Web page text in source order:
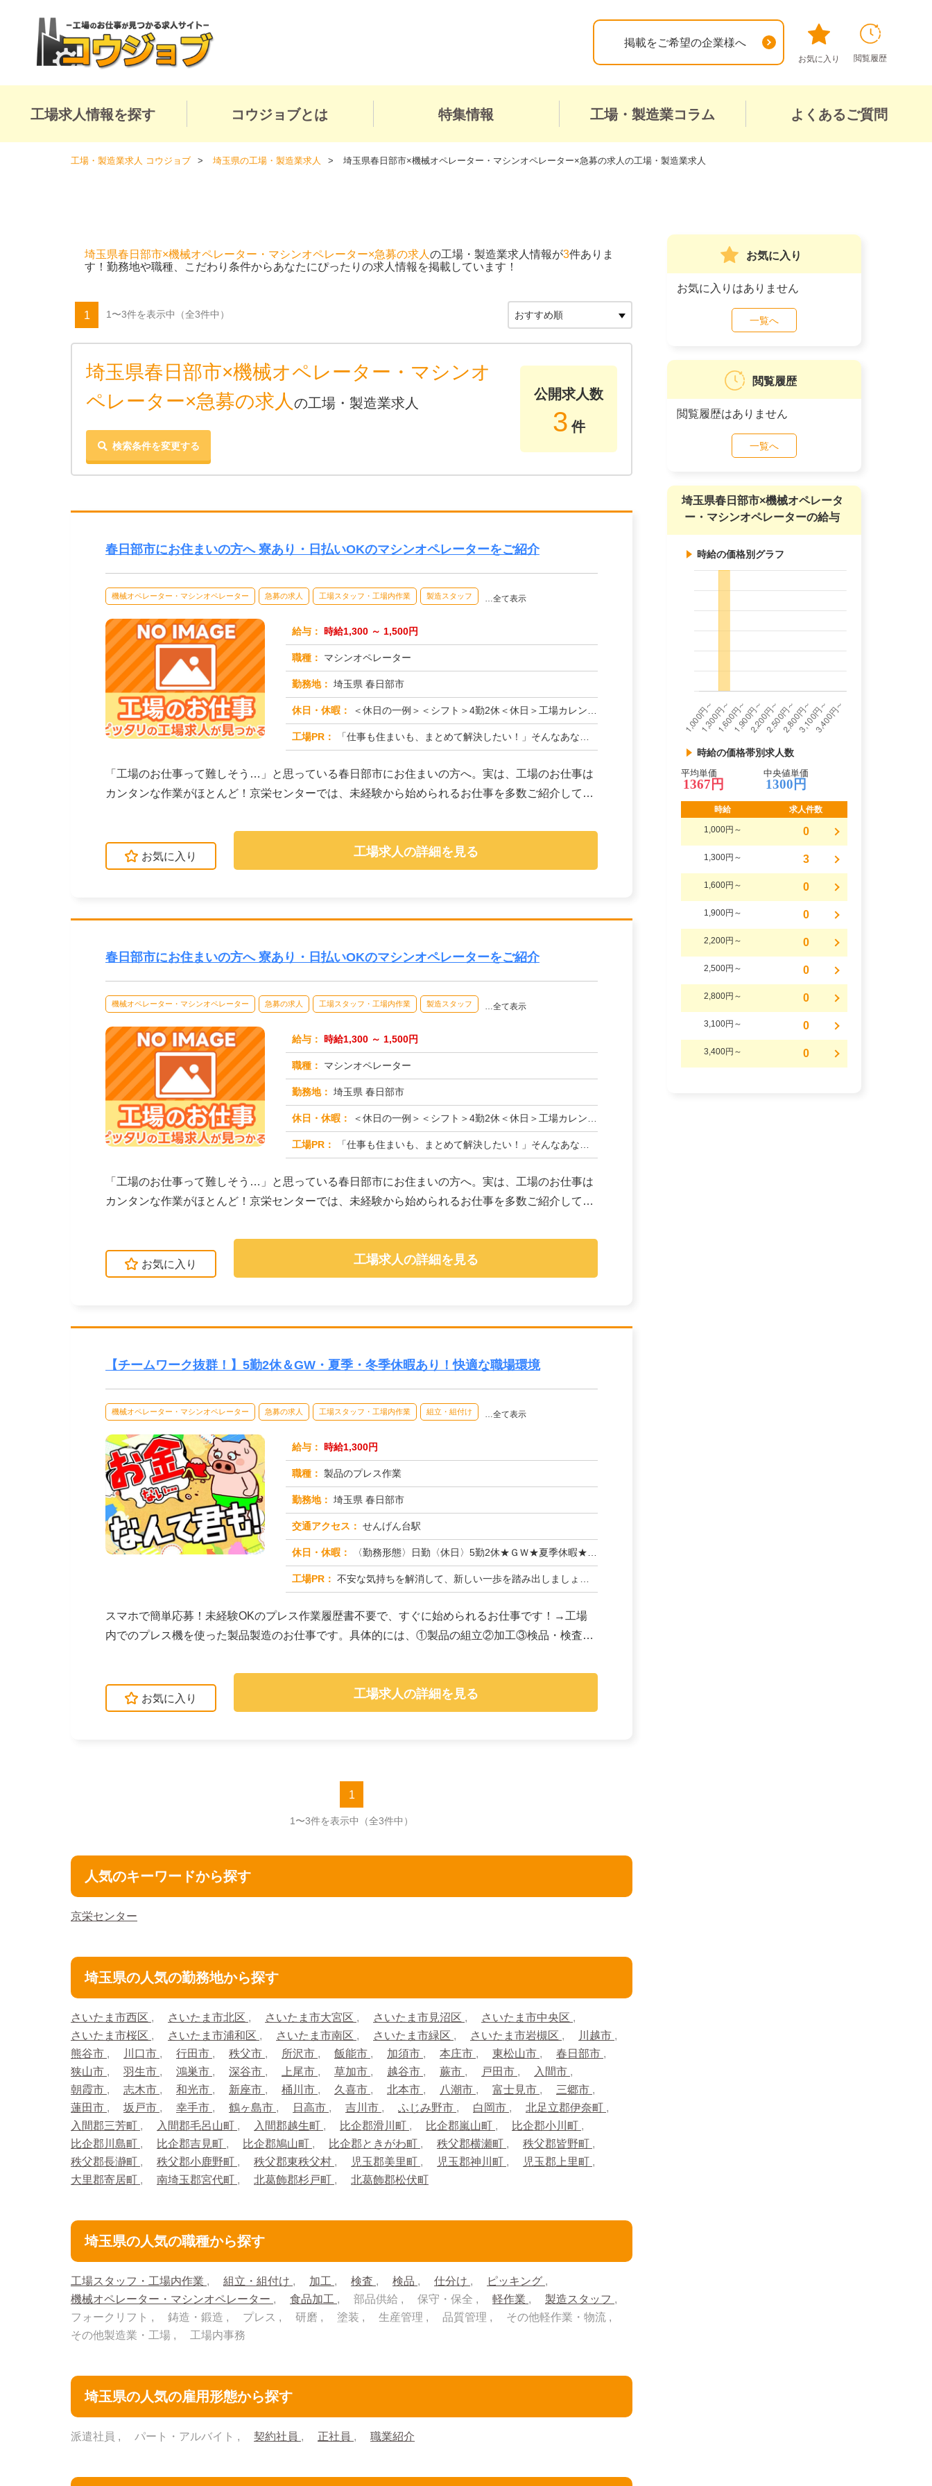
掲載をご希望の企業様へ
お気に入り 閲覧履歴
工場求人情報を探す コウジョブとは 特集情報 工場・製造業コラム よくあるご質問
工場・製造業求人 コウジョブ 埼玉県の工場・製造業求人 埼玉県春日部市×機械オペレーター・マシンオペレーター×急募の求人の工場・製造業求人
埼玉県春日部市×機械オペレーター・マシンオペレーター×急募の求人 の工場・製造業求人情報が3件ありま
す！勤務地や職種、こだわり条件からあなたにぴったりの求人情報を掲載しています！
1 1〜3件を表示中 （全3件中）
埼玉県春日部市×機械オペレーター・マシンオ
ペレーター×急募の求人 の工場・製造業求人
検索条件を変更する
公開求人数
3 件
春日部市にお住まいの方へ 寮あり・日払いOKのマシンオペレーターをご紹介
機械オペレーター・マシンオペレーター 急募の求人 工場スタッフ・工場内作業 製造スタッフ …全て表示
給与： 時給1,300 ～ 1,500円
職種： マシンオペレーター
勤務地： 埼玉県 春日部市
休日・休暇： ＜休日の一例＞＜シフト＞4勤2休＜休日＞工場カレンダーによる★長期休暇あり★有給休暇あり※配属先により休日・勤務形...
工場PR： 「仕事も住まいも、まとめて解決したい！」そんなあなたを応援します。株式会社京栄センターでは、全国の工場求人をご紹介...
「工場のお仕事って難しそう…」と思っている春日部市にお住まいの方へ。実は、工場のお仕事は
カンタンな作業がほとんど！京栄センターでは、未経験から始められるお仕事を多数ご紹介してい
お気に入り 工場求人の詳細を見る
春日部市にお住まいの方へ 寮あり・日払いOKのマシンオペレーターをご紹介
機械オペレーター・マシンオペレーター 急募の求人 工場スタッフ・工場内作業 製造スタッフ …全て表示
給与： 時給1,300 ～ 1,500円
職種： マシンオペレーター
勤務地： 埼玉県 春日部市
休日・休暇： ＜休日の一例＞＜シフト＞4勤2休＜休日＞工場カレンダーによる★長期休暇あり★有給休暇あり※配属先により休日・勤務形...
工場PR： 「仕事も住まいも、まとめて解決したい！」そんなあなたを応援します。株式会社京栄センターでは、全国の工場求人をご紹介...
「工場のお仕事って難しそう…」と思っている春日部市にお住まいの方へ。実は、工場のお仕事は
カンタンな作業がほとんど！京栄センターでは、未経験から始められるお仕事を多数ご紹介してい
お気に入り 工場求人の詳細を見る
【チームワーク抜群！】5勤2休＆GW・夏季・冬季休暇あり！快適な職場環境
機械オペレーター・マシンオペレーター 急募の求人 工場スタッフ・工場内作業 組立・組付け …全て表示
給与： 時給1,300円
職種： 製品のプレス作業
勤務地： 埼玉県 春日部市
交通アクセス： せんげん台駅
休日・休暇： 〈勤務形態〉日勤〈休日〉5勤2休★ＧＷ★夏季休暇★冬季休暇★年末年始
工場PR： 不安な気持ちを解消して、新しい一歩を踏み出しましょう！株式会社京栄センターでは、経験・スキルは一切問いません。未経...
スマホで簡単応募！未経験OKのプレス作業履歴書不要で、すぐに始められるお仕事です！→工場
内でのプレス機を使った製品製造のお仕事です。具体的には、①製品の組立②加工③検品・検査④
お気に入り 工場求人の詳細を見る
1
1〜3件を表示中 （全3件中）
人気のキーワードから探す
京栄センター
埼玉県の人気の勤務地から探す
さいたま市西区 さいたま市北区 さいたま市大宮区 さいたま市見沼区
さいたま市中央区
さいたま市桜区
さいたま市浦和区 さいたま市南区 さいたま市緑区 さいたま市岩槻区
川越市
熊谷市
川口市 行田市 秩父市 所沢市 飯能市 加須市 本庄市 東松山市
春日部市
狭山市
羽生市 鴻巣市 深谷市 上尾市 草加市 越谷市 蕨市 戸田市
入間市
朝霞市
志木市 和光市 新座市 桶川市 久喜市 北本市 八潮市 富士見市
三郷市
蓮田市
坂戸市 幸手市 鶴ヶ島市 日高市 吉川市 ふじみ野市 白岡市
北足立郡伊奈町
入間郡三芳町
入間郡毛呂山町 入間郡越生町 比企郡滑川町 比企郡嵐山町
比企郡小川町
比企郡川島町
比企郡吉見町 比企郡鳩山町 比企郡ときがわ町 秩父郡横瀬町
秩父郡皆野町
秩父郡長瀞町
秩父郡小鹿野町 秩父郡東秩父村 児玉郡美里町 児玉郡神川町
児玉郡上里町
大里郡寄居町
南埼玉郡宮代町 北葛飾郡杉戸町 北葛飾郡松伏町
埼玉県の人気の職種から探す
工場スタッフ・工場内作業 組立・組付け 加工 検査 検品 仕分け
ピッキング
機械オペレーター・マシンオペレーター
食品加工 部品供給 保守・保全 軽作業
製造スタッフ
フォークリフト
鋳造・鍛造 プレス 研磨 塗装 生産管理 品質管理
その他軽作業・物流
その他製造業・工場
工場内事務
埼玉県の人気の雇用形態から探す
派遣社員 パート・アルバイト 契約社員 正社員 職業紹介
お気に入り
お気に入りはありません
一覧へ
閲覧履歴
閲覧履歴はありません
一覧へ
埼玉県春日部市×機械オペレータ
ー・マシンオペレーターの給与
時給の価格別グラフ
時給の価格帯別求人数
平均単価
1367円
中央値単価
1300円
時給 求人件数
1,000円～ 0
1,300円～ 3
1,600円～ 0
1,900円～ 0
2,200円～ 0
2,500円～ 0
2,800円～ 0
3,100円～ 0
3,400円～ 0